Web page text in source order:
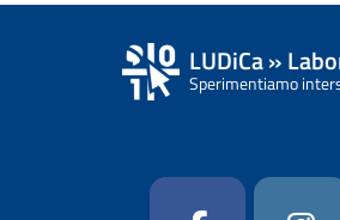
LUDiCa »
Sperimentiamo